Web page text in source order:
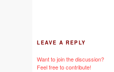
LEAVE A REPLY
Want to join the discussion?
Feel free to contribute!